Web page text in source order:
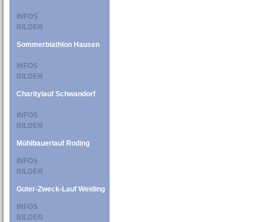
INFOS
BILDER
Sommerbiathlon Hausen
INFOS
BILDER
Charitylauf Schwandorf
INFOS
BILDER
Mühlbauerlauf Roding
INFOS
BILDER
Guter-Zweck-Lauf Weiding
INFOS
BILDER